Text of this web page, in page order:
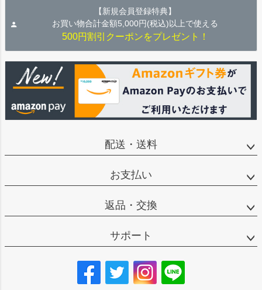
【新規会員登録特典】
お買い物合計金額5,000円(税込)以上で使える
500円割引クーポンをプレゼント！
配送・送料
お支払い
返品・交換
サポート